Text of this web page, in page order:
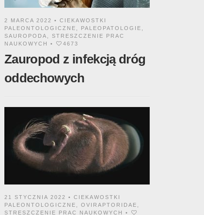
2 MARCA 2022 • CIEKAWOSTKI
PALEONTOLOGICZNE
PALEOPATOLOGIE
SAUROPODA
STRESZCZENIE PRAC
NAUKOWYCH
• 4673
Zauropod z infekcją dróg
oddechowych
21 STYCZNIA 2022 • CIEKAWOSTKI
PALEONTOLOGICZNE
OVIRAPTORIDAE
STRESZCZENIE PRAC NAUKOWYCH
•